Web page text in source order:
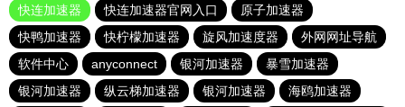
快连加速器
快连加速器官网入口
原子加速器
快鸭加速器
快柠檬加速器 旋风加速度器
外网网址导航
软件中心
anyconnect 银河加速器
暴雪加速器
银河加速器
纵云梯加速器 银河加速器
海鸥加速器